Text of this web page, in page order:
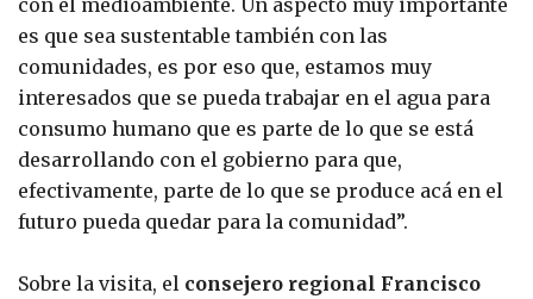
con el medioambiente. Un aspecto muy importante
es que sea sustentable también con las
comunidades, es por eso que, estamos muy
interesados que se pueda trabajar en el agua para
consumo humano que es parte de lo que se está
desarrollando con el gobierno para que,
efectivamente, parte de lo que se produce acá en el
futuro pueda quedar para la comunidad”.
Sobre la visita, el consejero regional Francisco